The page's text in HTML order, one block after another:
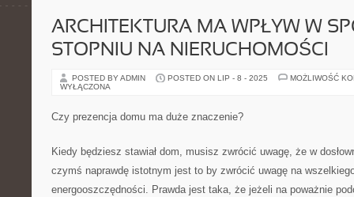
ARCHITEKTURA MA WPŁYW W
STOPNIU NA NIERUCHOMOŚCI
POSTED BY ADMIN POSTED ON LIP - 8 - 2025
MOŻLIWOŚĆ
WYŁĄCZONA
Czy prezencja domu ma duże znaczenie?
Kiedy będziesz stawiał dom, musisz zwrócić uwagę, że w
czymś naprawdę istotnym jest to by zwrócić uwagę na
energooszczędności. Prawda jest taka, że jeżeli na poważnie